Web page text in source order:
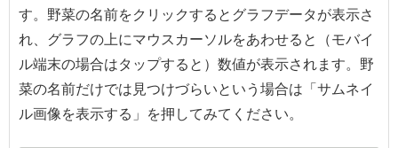
す。野菜の名前をクリックするとグラフデータが表示さ
れ、グラフの上にマウスカーソルをあわせると（モバイ
ル端末の場合はタップすると）数値が表示されます。野
菜の名前だけでは見つけづらいという場合は「サムネイ
ル画像を表示する」を押してみてください。